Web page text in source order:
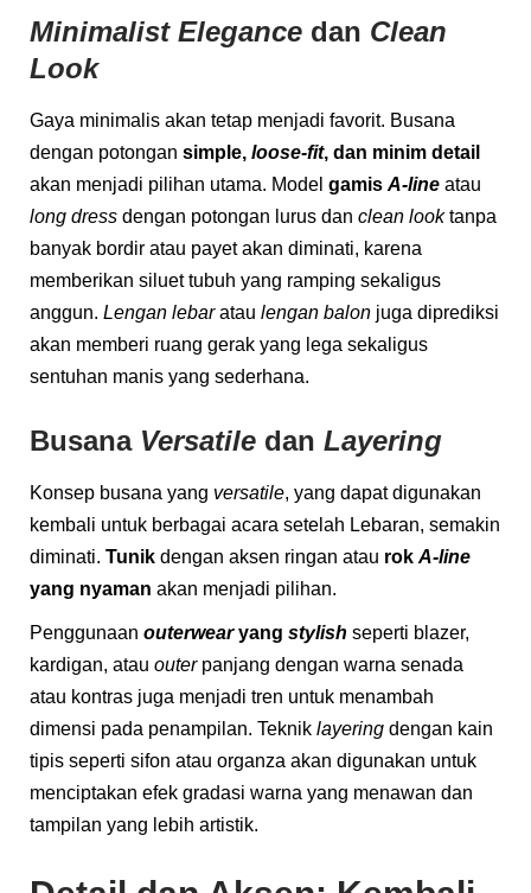
Minimalist Elegance dan Clean
Look
Gaya minimalis akan tetap menjadi favorit. Busana
dengan potongan simple, loose-fit, dan minim detail
akan menjadi pilihan utama. Model gamis A-line atau
long dress dengan potongan lurus dan clean looktanpa
banyak bordir atau payet akan diminati, karena
memberikan siluet tubuh yang ramping sekaligus
anggun. Lengan lebaratau lengan balon juga diprediksi
akan memberi ruang gerak yang lega sekaligus
sentuhan manis yang sederhana.
Busana Versatile dan Layering
Konsep busana yang versatile, yang dapat digunakan
kembali untuk berbagai acara setelah Lebaran, semakin
diminati. Tunik dengan aksen ringan atau rok A-line
yang nyaman akan menjadi pilihan.
Penggunaan outerwearyang stylish seperti blazer,
kardigan, atau outerpanjang dengan warna senada
atau kontras juga menjadi tren untuk menambah
dimensi pada penampilan. Teknik layering dengan kain
tipis seperti sifon atau organza akan digunakan untuk
menciptakan efek gradasi warna yang menawan dan
tampilan yang lebih artistik.